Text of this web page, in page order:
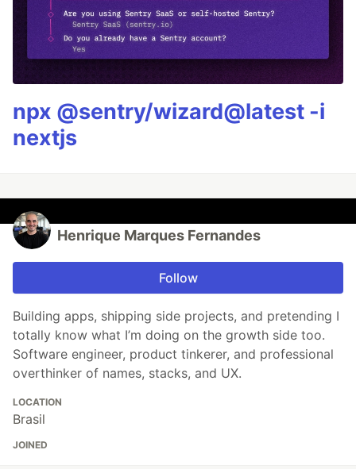
npx @sentry/wizard@latest -i
nextjs
Henrique Marques Fernandes
Follow
Building apps, shipping side projects, and pretending I
totally know what I’m doing on the growth side too.
Software engineer, product tinkerer, and professional
overthinker of names, stacks, and UX.
LOCATION
Brasil
JOINED